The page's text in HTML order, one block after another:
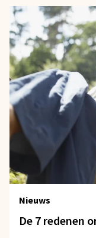
Nieuws
De 7 redenen